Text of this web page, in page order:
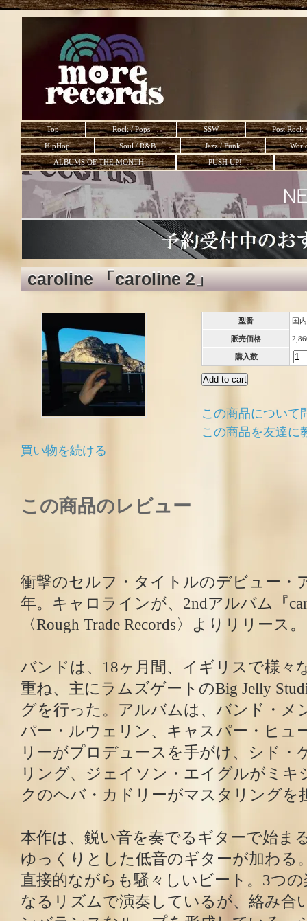
Top Rock / Pops SSW
Post Rock
HipHop
Soul / R&B Jazz / Funk
ALBUMS OF THE MONTH
PUSH UP!
caroline 「caroline 2」
型番 国
販売価格
購入数
この商品について
この商品を友達に
買い物を続ける
この商品のレビュー
衝撃のセルフ・タイトルのデビュー・
年。キャロラインが、2ndアルバム『
〈Rough Trade Records〉よりリリース。
バンドは、18ヶ月間、イギリスで様々
重ね、主にラムズゲートのBig Jelly
グを行った。アルバムは、バンド・メ
パー・ルウェリン、キャスパー・ヒュ
リーがプロデュースを手がけ、シド・
リング、ジェイソン・エイグルがミキ
クのヘバ・カドリーがマスタリングを
本作は、鋭い音を奏でるギターで始ま
ゆっくりとした低音のギターが加わる
直接的ながらも騒々しいビート。3つ
なるリズムで演奏しているが、絡み合